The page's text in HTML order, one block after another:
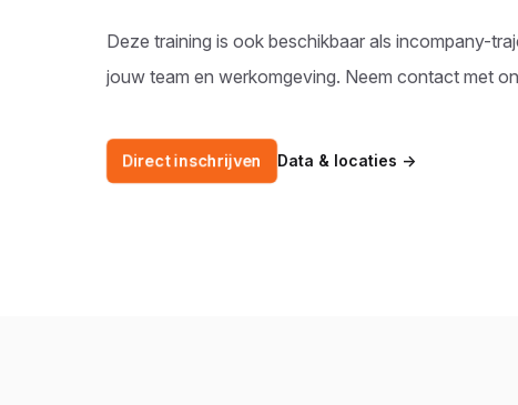
Deze training is ook beschikbaar als incompany-
jouw team en werkomgeving. Neem contact met
Direct inschrijven Data & locaties →